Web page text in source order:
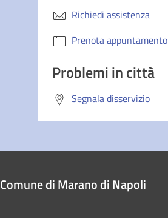
Richiedi assistenza
Prenota appuntamento
Problemi in città
Segnala disservizio
Comune di Marano di Napoli